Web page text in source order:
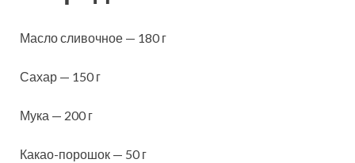
Масло сливочное — 180 г
Сахар — 150 г
Мука — 200 г
Какао-порошок — 50 г